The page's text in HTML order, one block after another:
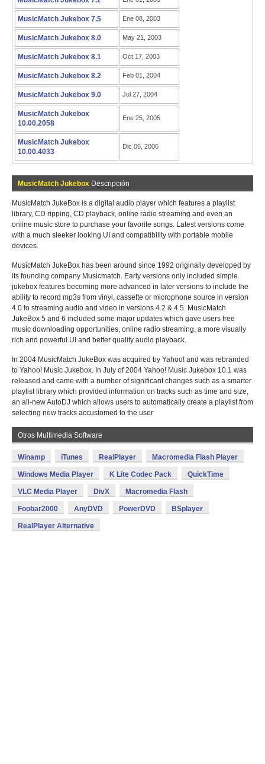
MusicMatch Jukebox 7.5 Ene 08, 2003
MusicMatch Jukebox 8.0 May 21, 2003
MusicMatch Jukebox 8.1 Oct 17, 2003
MusicMatch Jukebox 8.2 Feb 01, 2004
MusicMatch Jukebox 9.0 Jul 27, 2004
MusicMatch Jukebox
10.00.2058
Ene 25, 2005
MusicMatch Jukebox
10.00.4033
Dic 06, 2006
MusicMatch Jukebox Descripción
MusicMatch JukeBox is a digital audio player which features a playlist
library, CD ripping, CD playback, online radio streaming and even an
online music store to purchase your favorite songs. Latest versions come
with a much sleeker looking UI and compatibility with portable mobile
devices.
MusicMatch JukeBox has been around since 1992 originally developed by
its founding company Musicmatch. Early versions only included simple
jukebox features becoming more advanced in later versions to include the
ability to record mp3s from vinyl, cassette or microphone source in version
4.0 to streaming audio and video in versions 4.2 & 4.5. MusicMatch
JukeBox 5 and 6 included some major updates which gave users free
music downloading opportunities, online radio streaming, a more visually
rich and powerful UI and better quality audio playback.
In 2004 MusicMatch JukeBox was acquired by Yahoo! and was rebranded
to Yahoo! Music Jukebox. In July of 2004 Yahoo! Music Jukebox 10.1 was
released and came with a number of significant changes such as a smarter
playlist library which provided information on tracks such as time and size,
an all-new AutoDJ which allows users to automatically create a playlist from
selecting new tracks accustomed to the user
Otros Multimedia Software
Winamp iTunes RealPlayer Macromedia Flash Player
Windows Media Player K Lite Codec Pack QuickTime
VLC Media Player DivX Macromedia Flash
Foobar2000 AnyDVD PowerDVD BSplayer
RealPlayer Alternative